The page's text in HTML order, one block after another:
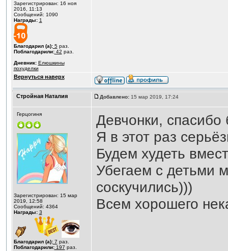
Зарегистрирован: 16 ноя
2016, 11:13
Сообщений: 1090
Награды: 1
Благодарил (а):5раз.
Поблагодарили:42 раз.
Дневник: Елюшкины
похуделки
Вернуться наверх
Стройная Наталия Добавлено:15 мар 2019, 17:24
Герцогиня
Зарегистрирован: 15 мар
2019, 12:58
Сообщений: 4364
Награды: 3
Благодарил (а):7 раз.
Поблагодарили:197 раз.
Девчонки,
Я в этот раз
Будем худеть
Убегаем с детьми
соскучились)))
Всем хорошего